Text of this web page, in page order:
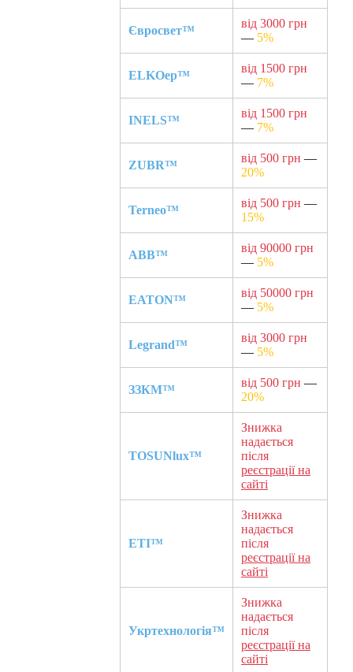
Євросвет™
від 3000 грн
— 5%
ELKOep™
від 1500 грн
— 7%
INELS™
від 1500 грн
— 7%
ZUBR™
від 500 грн —
20%
Terneo™
від 500 грн —
15%
ABB™
від 90000 грн
— 5%
EATON™
від 50000 грн
— 5%
Legrand™
від 3000 грн
— 5%
ЗЗКМ™
від 500 грн —
20%
TOSUNlux™
Знижка
надається
після
реєстрації на
сайті
ETI™
Знижка
надається
після
реєстрації на
сайті
Укртехнологія™
Знижка
надається
після
реєстрації на
сайті